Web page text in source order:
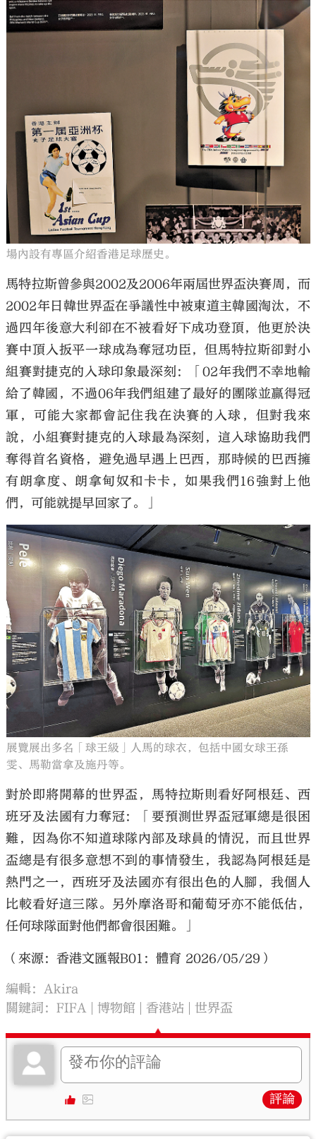
場內設有專區介紹香港足球歷史。
馬特拉斯曾參與2002及2006年兩屆世界盃決賽周，而
2002年日韓世界盃在爭議性中被東道主韓國淘汰，不
過四年後意大利卻在不被看好下成功登頂，他更於決
賽中頂入扳平一球成為奪冠功臣，但馬特拉斯卻對小
組賽對捷克的入球印象最深刻：「02年我們不幸地輸
給了韓國，不過06年我們組建了最好的團隊並贏得冠
軍，可能大家都會記住我在決賽的入球，但對我來
說，小組賽對捷克的入球最為深刻，這入球協助我們
奪得首名資格，避免過早遇上巴西，那時候的巴西擁
有朗拿度、朗拿甸奴和卡卡，如果我們16強對上他
們，可能就提早回家了。」
展覽展出多名「球王級」人馬的球衣，包括中國女球王孫
雯、馬勒當拿及施丹等。
對於即將開幕的世界盃，馬特拉斯則看好阿根廷、西
班牙及法國有力奪冠：「要預測世界盃冠軍總是很困
難，因為你不知道球隊內部及球員的情況，而且世界
盃總是有很多意想不到的事情發生，我認為阿根廷是
熱門之一，西班牙及法國亦有很出色的人腳，我個人
比較看好這三隊。另外摩洛哥和葡萄牙亦不能低估，
任何球隊面對他們都會很困難。」
（來源：香港文匯報B01：體育 2026/05/29）
編輯：Akira
關鍵詞：FIFA 博物館 香港站 世界盃
評論